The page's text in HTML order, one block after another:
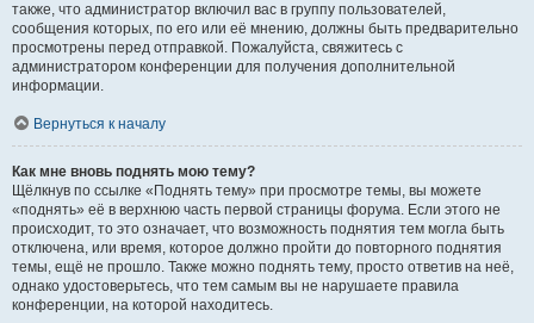
также, что администратор включил вас в группу пользователей,
сообщения которых, по его или её мнению, должны быть предварительно
просмотрены перед отправкой. Пожалуйста, свяжитесь с
администратором конференции для получения дополнительной
информации.
Вернуться к началу
Как мне вновь поднять мою тему?
Щёлкнув по ссылке «Поднять тему» при просмотре темы, вы можете
«поднять» её в верхнюю часть первой страницы форума. Если этого не
происходит, то это означает, что возможность поднятия тем могла быть
отключена, или время, которое должно пройти до повторного поднятия
темы, ещё не прошло. Также можно поднять тему, просто ответив на неё,
однако удостоверьтесь, что тем самым вы не нарушаете правила
конференции, на которой находитесь.